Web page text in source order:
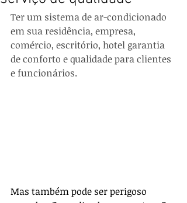
Ter um sistema de ar-condicionado
em sua residência, empresa,
comércio, escritório, hotel garantia
de conforto e qualidade para clientes
e funcionários.
Mas também pode ser perigoso